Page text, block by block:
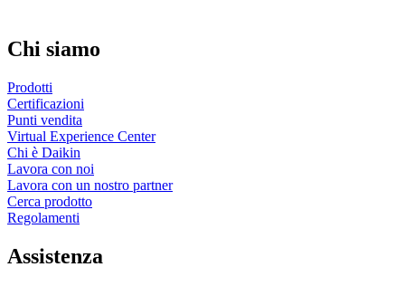
Chi siamo
Prodotti
Certificazioni
Punti vendita
Virtual Experience Center
Chi è Daikin
Lavora con noi
Lavora con un nostro partner
Cerca prodotto
Regolamenti
Assistenza